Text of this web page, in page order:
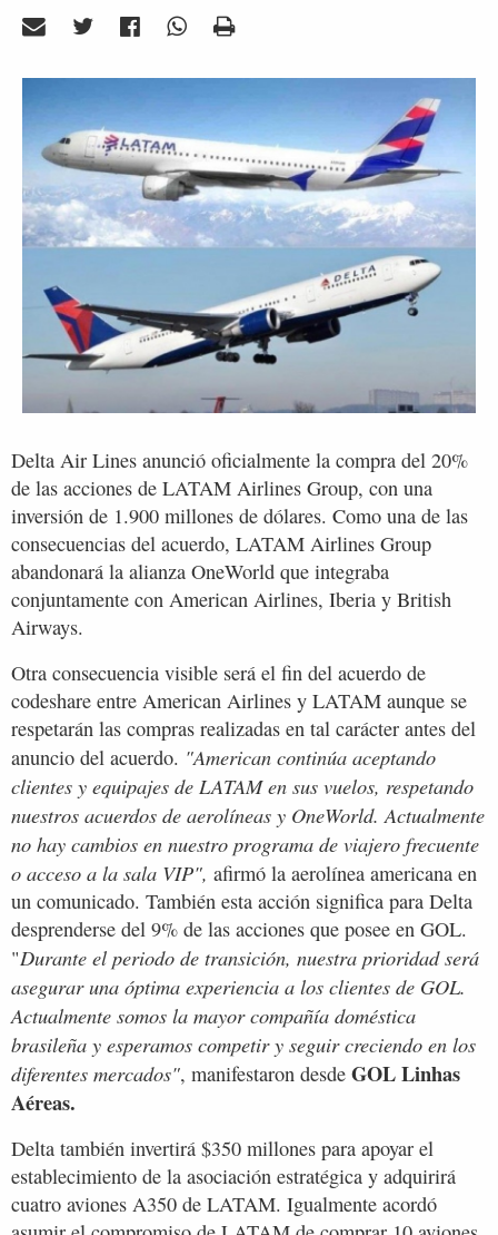
Delta Air Lines anunció oficialmente la compra del 20%
de las acciones de LATAM Airlines Group, con una
inversión de 1.900 millones de dólares. Como una de las
consecuencias del acuerdo, LATAM Airlines Group
abandonará la alianza OneWorld que integraba
conjuntamente con American Airlines, Iberia y British
Airways.
Otra consecuencia visible será el fin del acuerdo de
codeshare entre American Airlines y LATAM aunque se
respetarán las compras realizadas en tal carácter antes del
anuncio del acuerdo. "American continúa aceptando
clientes y equipajes de LATAM en sus vuelos, respetando
nuestros acuerdos de aerolíneas y OneWorld. Actualmente
no hay cambios en nuestro programa de viajero frecuente
o acceso a la sala VIP", afirmó la aerolínea americana en
un comunicado. También esta acción significa para Delta
desprenderse del 9% de las acciones que posee en GOL.
"Durante el periodo de transición, nuestra prioridad será
asegurar una óptima experiencia a los clientes de GOL.
Actualmente somos la mayor compañía doméstica
brasileña y esperamos competir y seguir creciendo en los
diferentes mercados", manifestaron desde GOL Linhas
Aéreas.
Delta también invertirá $350 millones para apoyar el
establecimiento de la asociación estratégica y adquirirá
cuatro aviones A350 de LATAM. Igualmente acordó